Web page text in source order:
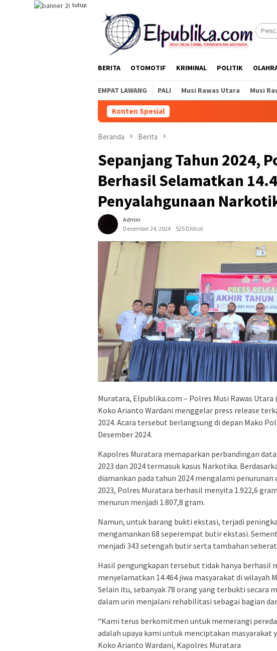
tutup
BERITA OTOMOTIF KRIMINAL POLITIK
EMPAT LAWANG PALI Musi Rawas Utara Musi
Konten Spesial
Beranda Berita
Sepanjang Tahun 2024,
Berhasil Selamatkan
Penyalahgunaan
Admin
Desember 24, 2024
525 Dilihat
Muratara, Elpublika.com – Polres Musi Rawas
Koko Arianto Wardani menggelar press release
2024. Acara tersebut berlangsung di depan Mako
Desember 2024.
Kapolres Muratara memaparkan perbandingan
2023 dan 2024 termasuk kasus Narkotika.
diamankan pada tahun 2024 mengalami
2023, Polres Muratara berhasil menyita 1.922,6
menurun menjadi 1.807,8 gram.
Namun, untuk barang bukti ekstasi, terjadi
mengamankan 68 seperempat butir ekstasi.
menjadi 343 setengah butir serta tambahan
Hasil pengungkapan tersebut tidak hanya berhasil
menyelamatkan 14.464 jiwa masyarakat di wilayah
Selain itu, sebanyak 78 orang yang terbukti secara
dalam urin menjalani rehabilitasi sebagai bagian
“Kami terus berkomitmen untuk memerangi
adalah upaya kami untuk menciptakan masyarakat
Koko Arianto Wardani, Kapolres Muratara